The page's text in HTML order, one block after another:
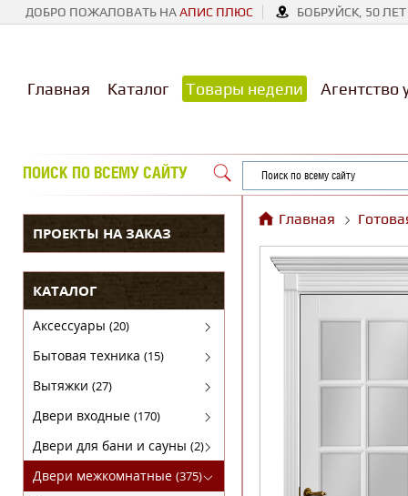
ДОБРО ПОЖАЛОВАТЬ НААПИС ПЛЮС БОБРУЙСК, 50
Главная Каталог Товары недели Агентство
ПОИСК ПО ВСЕМУ САЙТУ
ПРОЕКТЫ НА ЗАКАЗ
КАТАЛОГ
Аксессуары (20)
Аксессуары для бытовой техники
Бытовая техника (15)
Духовые шкафы
Кофемашины
Микроволновки
Поверхности газовые
Вытяжки (27)
FABER
KRONA
SHINDO
Двери входные (170)
Luxor(Люксор)
Гарда
Двери для бани и сауны (2)
Двери для бани
Двери межкомнатные (375)
Главная